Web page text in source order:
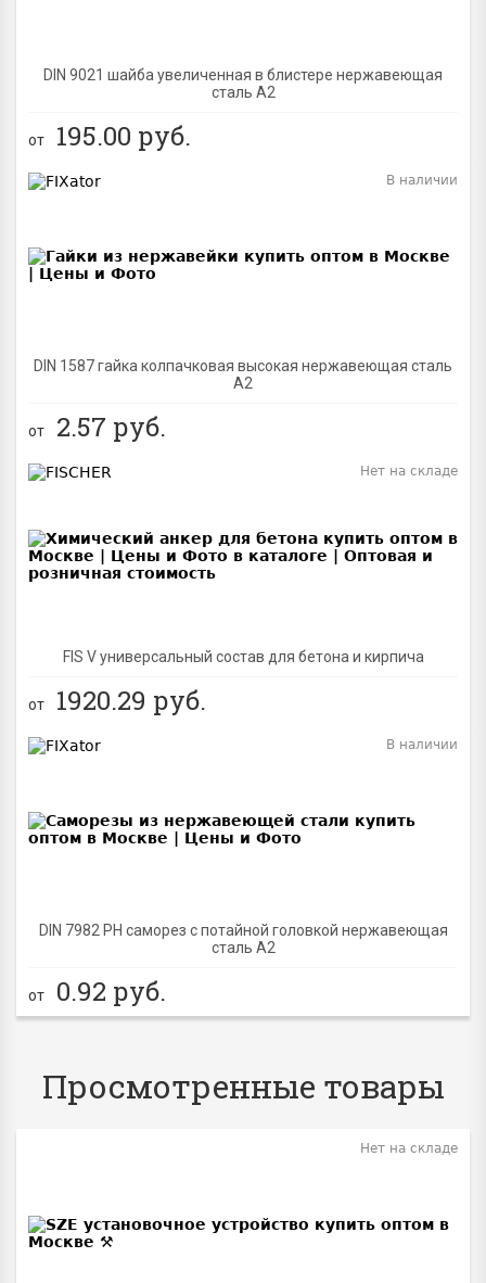
DIN 9021 шайба увеличенная в блистере нержавеющая
сталь A2
от 195.00 руб.
DIN 1587 гайка колпачковая высокая нержавеющая сталь
А2
В наличии
от 2.57 руб.
FIS V универсальный состав для бетона и кирпича
Нет на складе
от 1920.29 руб.
DIN 7982 PH саморез с потайной головкой нержавеющая
сталь A2
В наличии
от 0.92 руб.
Просмотренные товары
Нет на складе